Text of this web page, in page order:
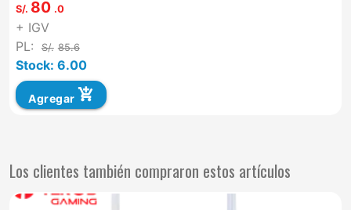
S/. 80 .0
+ IGV
PL:
S/. 85.6
Stock: 6.00
Agregar add_shopping_cart
Los clientes también compraron estos artículos